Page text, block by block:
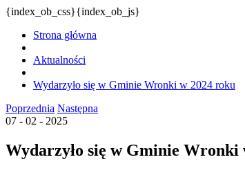
{index_ob_css}{index_ob_js}
Strona główna
Aktualności
Wydarzyło się w Gminie Wronki w 2024 roku
Poprzednia Następna
07 - 02 - 2025
Wydarzyło się w Gminie Wronki